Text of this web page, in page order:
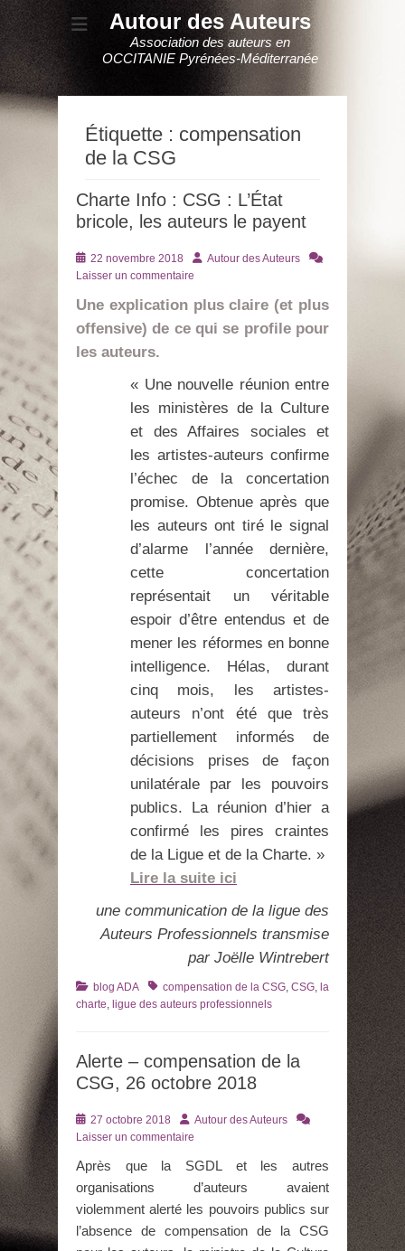
Autour des Auteurs
Association des auteurs en
OCCITANIE Pyrénées-Méditerranée
Étiquette : compensation
de la CSG
Charte Info : CSG : L’État
bricole, les auteurs le payent
Posté
le
22 novembre 2018 AuteurAutour des Auteurs
Laisser un commentaire
Une explication plus claire (et plus
offensive) de ce qui se profile pour
les auteurs.
« Une nouvelle réunion entre
les ministères de la Culture
et des Affaires sociales et
les artistes-auteurs confirme
l’échec de la concertation
promise. Obtenue après que
les auteurs ont tiré le signal
d’alarme l’année dernière,
cette concertation
représentait un véritable
espoir d’être entendus et de
mener les réformes en bonne
intelligence. Hélas, durant
cinq mois, les artistes-
auteurs n’ont été que très
partiellement informés de
décisions prises de façon
unilatérale par les pouvoirs
publics. La réunion d’hier a
confirmé les pires craintes
de la Ligue et de la Charte. »
Lire la suite ici
une communication de la ligue des
Auteurs Professionnels transmise
par Joëlle Wintrebert
Catégories
blog ADA Tagscompensation de la CSG, CSG, la
charte, ligue des auteurs professionnels
Alerte – compensation de la
CSG, 26 octobre 2018
Posté
le
27 octobre 2018 AuteurAutour des Auteurs
Laisser un commentaire
Après que la SGDL et les autres
organisations d’auteurs avaient
violemment alerté les pouvoirs publics sur
l’absence de compensation de la CSG